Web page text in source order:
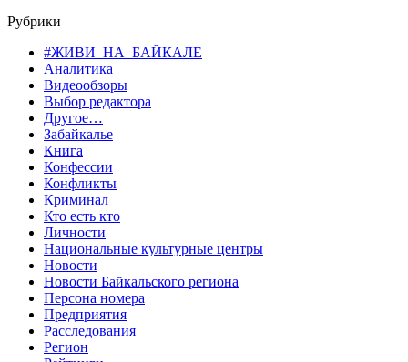
Рубрики
#ЖИВИ_НА_БАЙКАЛЕ
Аналитика
Видеообзоры
Выбор редактора
Другое…
Забайкалье
Книга
Конфессии
Конфликты
Криминал
Кто есть кто
Личности
Национальные культурные центры
Новости
Новости Байкальского региона
Персона номера
Предприятия
Расследования
Регион